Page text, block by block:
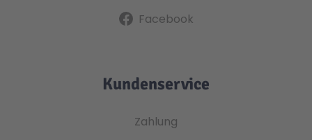
Facebook
Kundenservice
Zahlung